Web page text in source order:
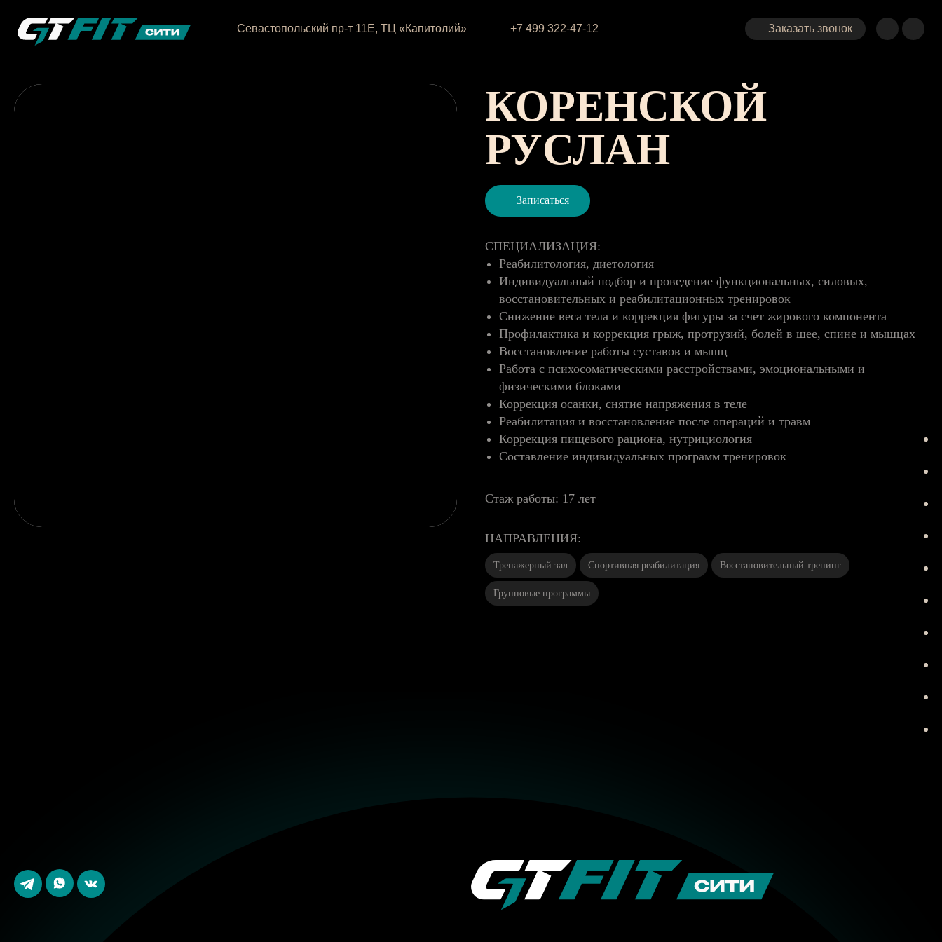
Севастопольский пр-т 11Е, ТЦ «Капитолий» +7 499 322-47-12 Заказать звонок
КОРЕНСКОЙ
РУСЛАН
Записаться
СПЕЦИАЛИЗАЦИЯ:
Реабилитология, диетология
Индивидуальный подбор и проведение функциональных, силовых,
восстановительных и реабилитационных тренировок
Снижение веса тела и коррекция фигуры за счет жирового компонента
Профилактика и коррекция грыж, протрузий, болей в шее, спине и мышцах
Восстановление работы суставов и мышц
Работа с психосоматическими расстройствами, эмоциональными и
физическими блоками
Коррекция осанки, снятие напряжения в теле
Реабилитация и восстановление после операций и травм
Коррекция пищевого рациона, нутрициология
Составление индивидуальных программ тренировок
Стаж работы: 17 лет
НАПРАВЛЕНИЯ:
Тренажерный зал Спортивная реабилитация Восстановительный тренинг
Групповые программы